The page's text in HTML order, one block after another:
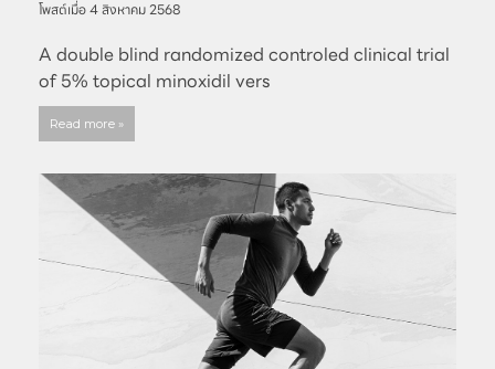
โพสต์เมื่อ4 สิงหาคม 2568
A double blind randomized controled clinical trial
of 5% topical minoxidil vers
Read more »